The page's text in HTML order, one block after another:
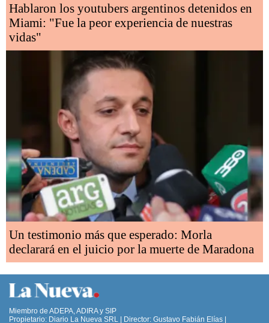
Hablaron los youtubers argentinos detenidos en
Miami: "Fue la peor experiencia de nuestras
vidas"
Un testimonio más que esperado: Morla
declarará en el juicio por la muerte de Maradona
Miembro de ADEPA, ADIRA y SIP
Propietario: Diario La Nueva SRL | Director: Gustavo Fabián Elías |